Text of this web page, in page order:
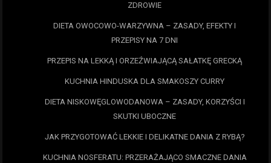
ZDROWIE
DIETA OWOCOWO-WARZYWNA – ZASADY, EFEKTY I
PRZEPISY NA 7 DNI
PRZEPIS NA LEKKĄ I ORZEŹWIAJĄCĄ SAŁATKĘ GRECKĄ
KUCHNIA HINDUSKA DLA SMAKOSZY CURRY
DIETA NISKOWĘGLOWODANOWA – ZASADY, KORZYŚCI I
SKUTKI UBOCZNE
JAK PRZYGOTOWAĆ LEKKIE I DELIKATNE DANIA Z RYBĄ?
KUCHNIA NOSFERATU: PRZERAŻAJĄCO SMACZNE DANIA